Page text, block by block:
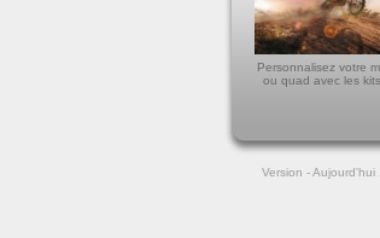
Personnalisez votre
ou quad avec les
Version - Aujourd'hui